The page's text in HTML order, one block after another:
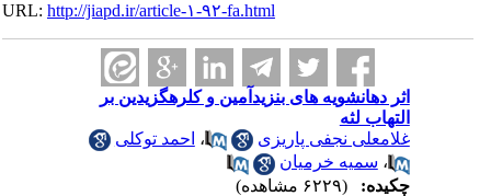
URL:http://jiapd.ir/article-۱-۹۲-fa.html
اثر دهانشویه های بنزیدآمین و کلرهگزیدین بر
التهاب لثه
غلامعلی نجفی پاریزی
،احمد توکلی
،سمیه خرمیان
چکیده: